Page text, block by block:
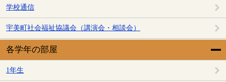
学校通信
宇美町社会福祉協議会（講演会・相談会）
各学年の部屋
1年生